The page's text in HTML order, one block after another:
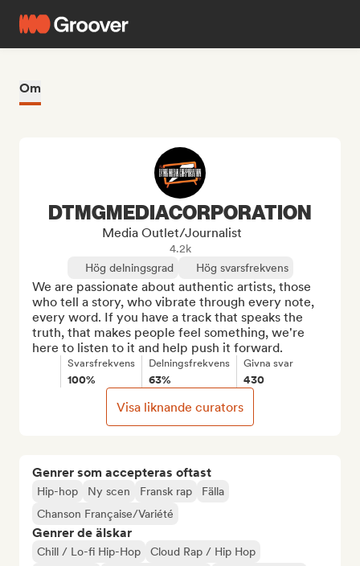
Om
Genrer som accepteras oftast
Hip-hop Ny scen Fransk rap
Fälla
Chanson Française/Variété
Genrer de älskar
Chill / Lo-fi Hip-Hop
Cloud Rap / Hip Hop
DTMGMEDIACORPORATION
Media Outlet/Journalist
4.2k
Hög delningsgrad
Hög svarsfrekvens
We are passionate about authentic artists, those
who tell a story, who vibrate through every note,
every word. If you have a track that speaks the
truth, that makes people feel something, we're
here to listen to it and help push it forward.
Svarsfrekvens
100%
Delningsfrekvens
63%
Givna svar
430
Visa liknande curators